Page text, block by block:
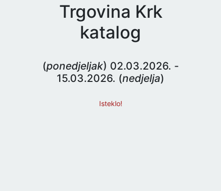
Trgovina Krk
katalog
(ponedjeljak) 02.03.2026. -
15.03.2026. (nedjelja)
Isteklo!